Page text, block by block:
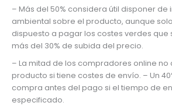
– Más del 50% considera útil disponer de
ambiental sobre el producto, aunque
dispuesto a pagar los costes verdes que
más del 30% de subida del precio.
– La mitad de los compradores online no
producto si tiene costes de envío. – Un
compra antes del pago si el tiempo de
especificado.